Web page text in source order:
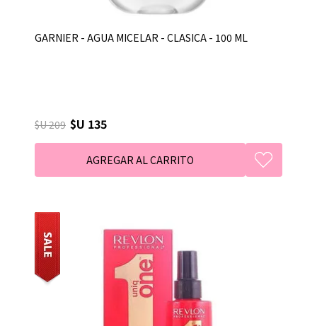
GARNIER - AGUA MICELAR - CLASICA - 100 ML
$U 209 $U 135